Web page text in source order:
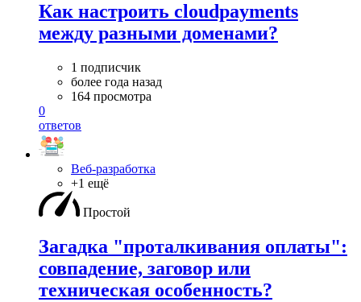
Как настроить cloudpayments
между разными доменами?
1 подписчик
более года назад
164 просмотра
0
ответов
Веб-разработка
+1 ещё
Простой
Загадка "проталкивания оплаты":
совпадение, заговор или
техническая особенность?